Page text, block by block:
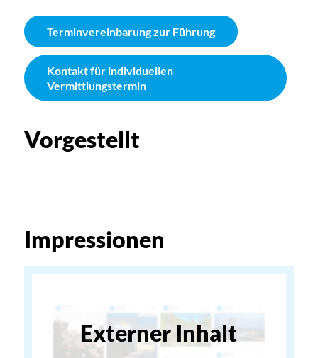
Terminvereinbarung zur Führung
Kontakt für individuellen
Vermittlungstermin
Vorgestellt
Impressionen
Externer Inhalt